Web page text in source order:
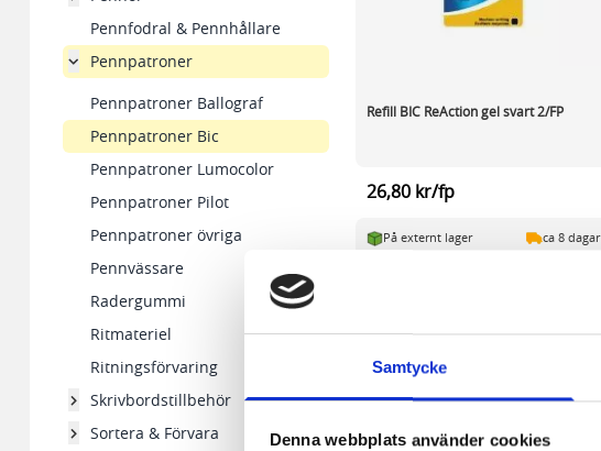
Samtycke
Denna webbplats använder cookies
Pennfodral & Pennhållare
Pennpatroner
Pennpatroner Ballograf
Pennpatroner Bic
Pennpatroner Lumocolor
Pennpatroner Pilot
Pennpatroner övriga
Pennvässare
Radergummi
Ritmateriel
Ritningsförvaring
Skrivbordstillbehör
Sortera & Förvara
Refill BIC ReAction gel svart 2/FP
26,80 kr/fp
På externt lager ca 8 dagar